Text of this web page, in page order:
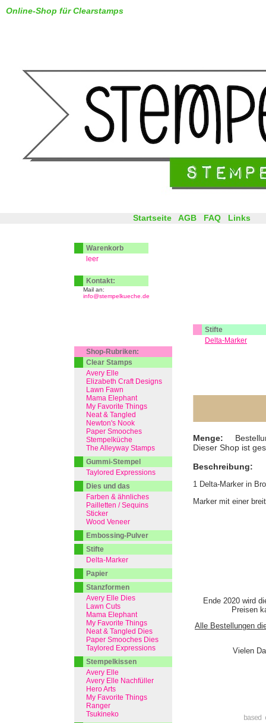
Online-Shop für Clearstamps
Stifte
Delta-Marker
Menge:
Dieser Shop ist
Beschreibung:
1 Delta-Marker in
Marker mit einer
Ende 2020 wird
Preisen
Alle Bestellungen
Vielen
Startseite AGB FAQ Links
Warenkorb
leer
Kontakt:
Mail an:
info@stempelkueche.de
Shop-Rubriken:
Clear Stamps
Avery Elle
Elizabeth Craft Designs
Lawn Fawn
Mama Elephant
My Favorite Things
Neat & Tangled
Newton's Nook
Paper Smooches
Stempelküche
The Alleyway Stamps
Gummi-Stempel
Taylored Expressions
Dies und das
Farben & ähnliches
Pailletten / Sequins
Sticker
Wood Veneer
Embossing-Pulver
Stifte
Delta-Marker
Papier
Stanzformen
Avery Elle Dies
Lawn Cuts
Mama Elephant
My Favorite Things
Neat & Tangled Dies
Paper Smooches Dies
Taylored Expressions
Stempelkissen
Avery Elle
Avery Elle Nachfüller
Hero Arts
My Favorite Things
Ranger
Tsukineko